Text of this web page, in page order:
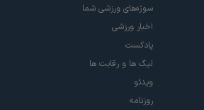
سوژه‌های ورزشی شما
اخبار ورزشی
پادکست
لیگ ها و رقابت ها
ویدئو
روزنامه